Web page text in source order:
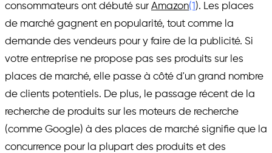
consommateurs ont débuté sur Amazon(1 ). Les places
de marché gagnent en popularité, tout comme la
demande des vendeurs pour y faire de la publicité. Si
votre entreprise ne propose pas ses produits sur les
places de marché, elle passe à côté d'un grand nombre
de clients potentiels. De plus, le passage récent de la
recherche de produits sur les moteurs de recherche
(comme Google) à des places de marché signifie que la
concurrence pour la plupart des produits et des